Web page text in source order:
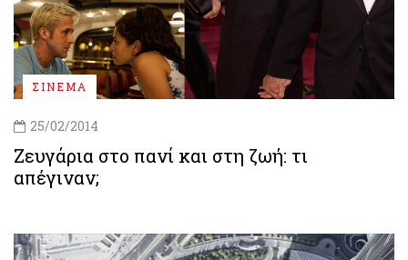
ΣΙΝΕΜΑ
25/02/2014
Ζευγάρια στο πανί και στη ζωή: τι
απέγιναν;